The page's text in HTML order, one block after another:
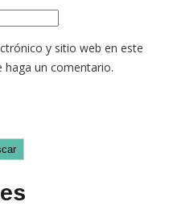
y sitio web en este
haga un comentario.